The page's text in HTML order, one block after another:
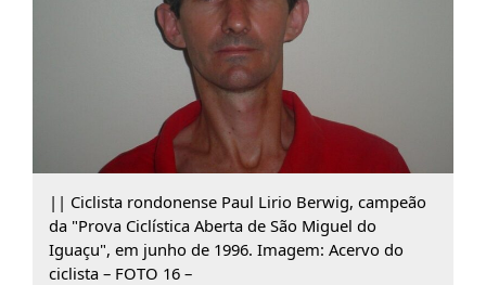
|| Ciclista rondonense Paul Lirio Berwig, campeão
da "Prova Ciclística Aberta de São Miguel do
Iguaçu", em junho de 1996. Imagem: Acervo do
ciclista – FOTO 16 –